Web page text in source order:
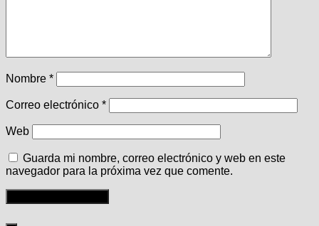
Nombre *
Correo electrónico *
Web
Guarda mi nombre, correo electrónico y web en este
navegador para la próxima vez que comente.